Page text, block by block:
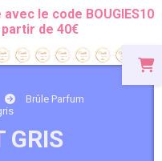
le code BOUGIES10
de 40€
Brûle Parfum
GRIS